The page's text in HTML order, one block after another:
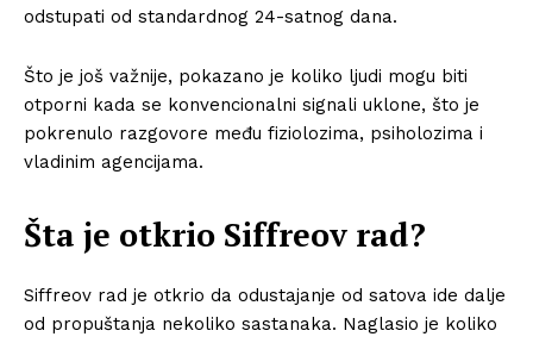
odstupati od standardnog 24-satnog dana.
Što je još važnije, pokazano je koliko ljudi mogu biti
otporni kada se konvencionalni signali uklone, što je
pokrenulo razgovore među fiziolozima, psiholozima i
vladinim agencijama.
Šta je otkrio Siffreov rad?
Siffreov rad je otkrio da odustajanje od satova ide dalje
od propuštanja nekoliko sastanaka. Naglasio je koliko